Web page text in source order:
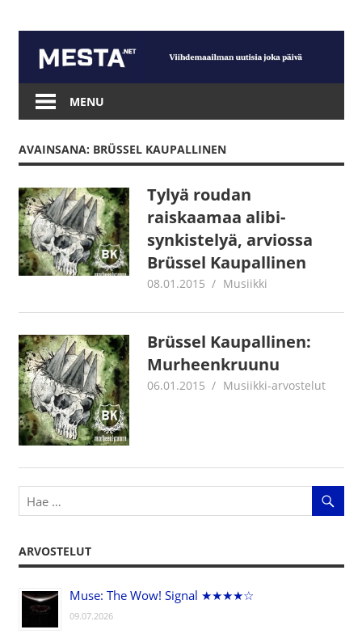
content
Mesta.net
MENU
AVAINSANA: BRÜSSEL KAUPALLINEN
Tylyä roudan
raiskaamaa alibi-
synkistelyä, arviossa
Brüssel Kaupallinen
08.01.2015 mestanet
Musiikki
Brüssel Kaupallinen:
Murheenkruunu
06.01.2015 Jouni Hirn
Musiikki-arvostelut
ARVOSTELUT
Muse: The Wow! Signal ★★★★☆
09.07.2026